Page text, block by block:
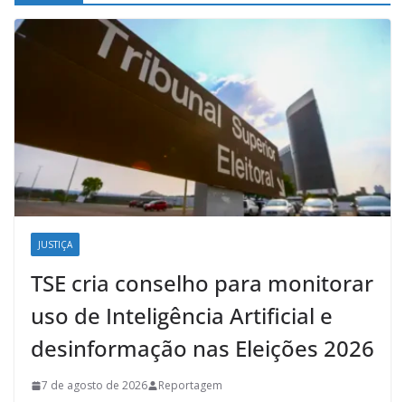
JUSTIÇA
TSE cria conselho para monitorar
uso de Inteligência Artificial e
desinformação nas Eleições 2026
7 de agosto de 2026 Reportagem